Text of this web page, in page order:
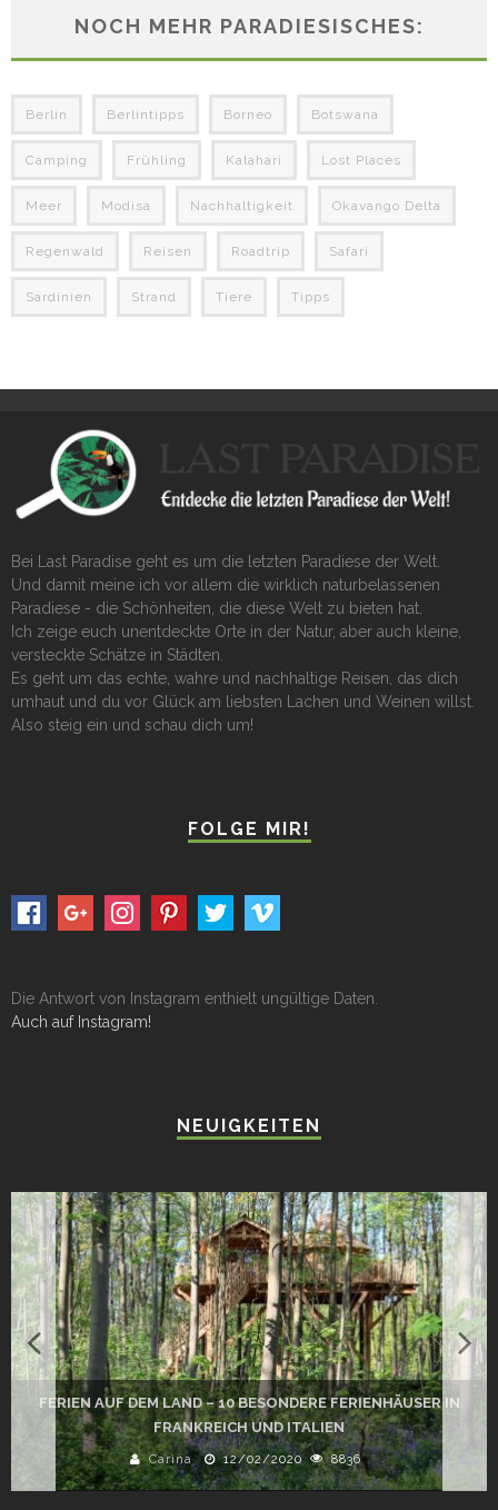
NOCH MEHR PARADIESISCHES:
Berlin Berlintipps Borneo Botswana
Camping Frühling Kalahari Lost Places
Meer Modisa Nachhaltigkeit Okavango Delta
Regenwald Reisen Roadtrip Safari
Sardinien Strand Tiere Tipps
Bei Last Paradise geht es um die letzten Paradiese der Welt.
Und damit meine ich vor allem die wirklich naturbelassenen
Paradiese - die Schönheiten, die diese Welt zu bieten hat.
Ich zeige euch unentdeckte Orte in der Natur, aber auch kleine,
versteckte Schätze in Städten.
Es geht um das echte, wahre und nachhaltige Reisen, das dich
umhaut und du vor Glück am liebsten Lachen und Weinen willst.
Also steig ein und schau dich um!
FOLGE MIR!
Die Antwort von Instagram enthielt ungültige Daten.
Auch auf Instagram!
NEUIGKEITEN
FERIEN AUF DEM LAND – 10 BESONDERE FERIENHÄUSER IN
FRANKREICH UND ITALIEN
Carina 12/02/2020 8836